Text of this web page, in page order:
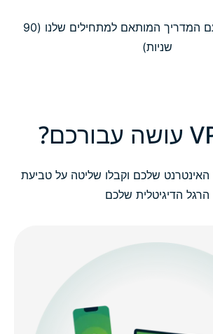
למדו מהו VPN עם המדריך המותאם למתחילים שלנו (90
שניות)
שלכם וקבלו שליטה על טביעת
הרגל הדיגיטלית שלכם